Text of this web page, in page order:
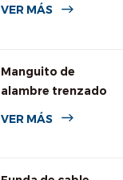
VER MÁS
Manguito de
alambre trenzado
expansible de PPS
VER MÁS